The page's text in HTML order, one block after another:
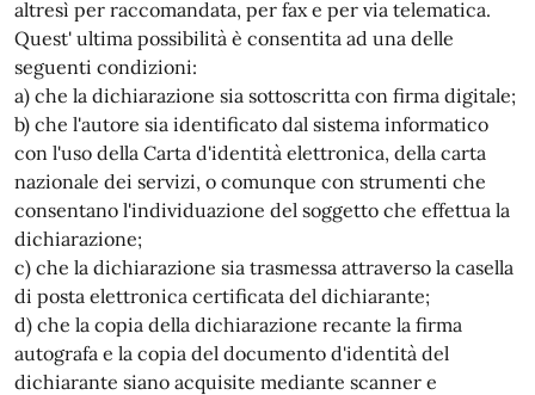
altresì per raccomandata, per fax e per via telematica.
Quest' ultima possibilità è consentita ad una delle
seguenti condizioni:
a) che la dichiarazione sia sottoscritta con firma digitale;
b) che l'autore sia identificato dal sistema informatico
con l'uso della Carta d'identità elettronica, della carta
nazionale dei servizi, o comunque con strumenti che
consentano l'individuazione del soggetto che effettua la
dichiarazione;
c) che la dichiarazione sia trasmessa attraverso la casella
di posta elettronica certificata del dichiarante;
d) che la copia della dichiarazione recante la firma
autografa e la copia del documento d'identità del
dichiarante siano acquisite mediante scanner e